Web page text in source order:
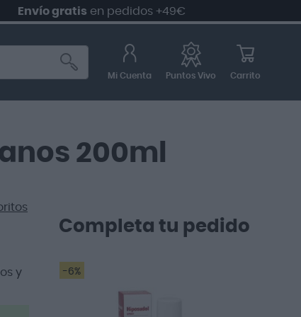
gratisen pedidos +49€
Mi Cuenta Puntos Vivo Carrito
200ml
y
Completa tu pedido
-6%